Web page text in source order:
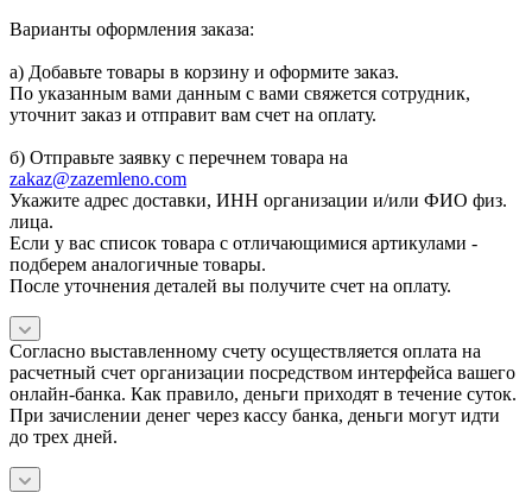
Варианты оформления заказа:
а) Добавьте товары в корзину и оформите заказ.
По указанным вами данным с вами свяжется сотрудник,
уточнит заказ и отправит вам счет на оплату.
б) Отправьте заявку с перечнем товара на
zakaz@zazemleno.com
Укажите адрес доставки, ИНН организации и/или ФИО физ.
лица.
Если у вас список товара с отличающимися артикулами -
подберем аналогичные товары.
После уточнения деталей вы получите счет на оплату.
Согласно выставленному счету осуществляется оплата на
расчетный счет организации посредством интерфейса вашего
онлайн-банка. Как правило, деньги приходят в течение суток.
При зачислении денег через кассу банка, деньги могут идти
до трех дней.